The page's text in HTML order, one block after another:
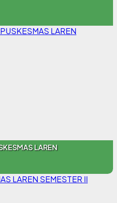
LAREN